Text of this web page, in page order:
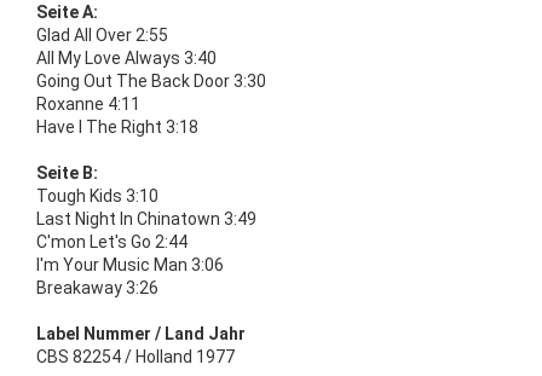
Seite A:
Glad All Over 2:55
All My Love Always 3:40
Going Out The Back Door 3:30
Roxanne 4:11
Have I The Right 3:18
Seite B:
Tough Kids 3:10
Last Night In Chinatown 3:49
C'mon Let's Go 2:44
I'm Your Music Man 3:06
Breakaway 3:26
Label Nummer / Land Jahr
CBS 82254 / Holland 1977